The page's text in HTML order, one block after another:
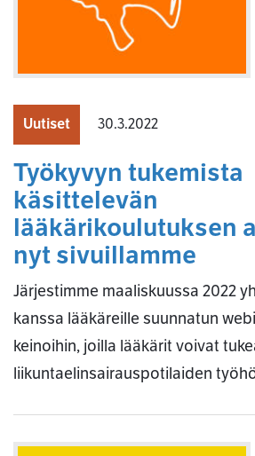
Uutiset 30.3.2022
Työkyvyn tukemista
käsittelevän
lääkärikoulutuksen
nyt sivuillamme
Järjestimme maaliskuussa 2022
kanssa lääkäreille suunnatun
keinoihin, joilla lääkärit voivat
liikuntaelinsairauspotilaiden